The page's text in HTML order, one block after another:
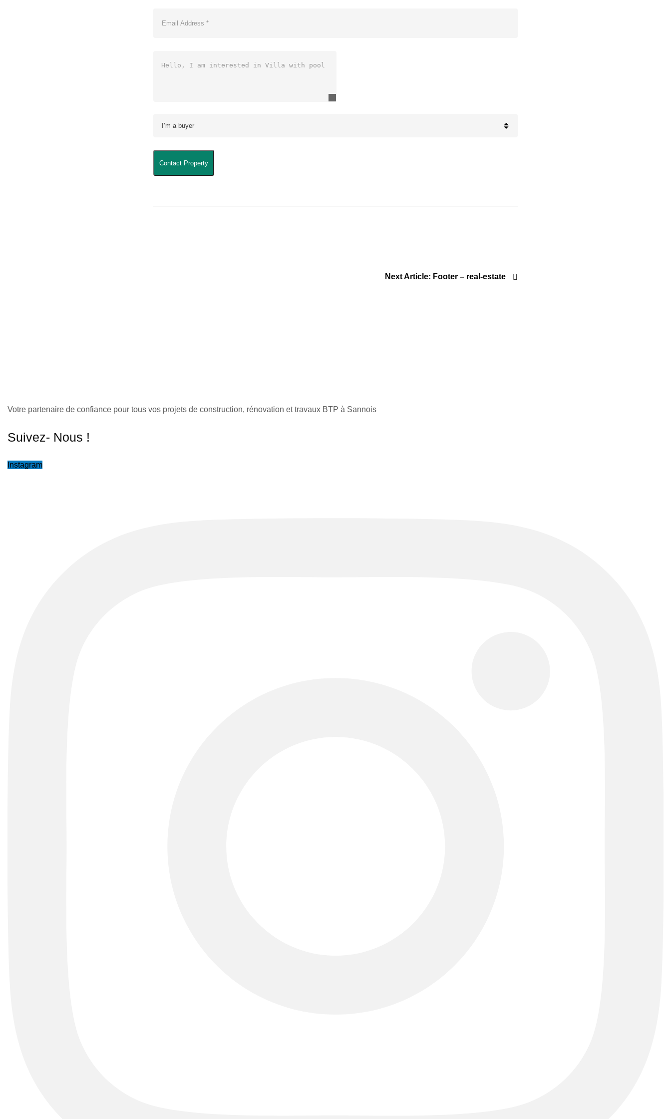
Next Article: Footer – real-estate
Votre partenaire de confiance pour tous vos projets de construction, rénovation et travaux BTP à Sannois
Suivez- Nous !
Instagram